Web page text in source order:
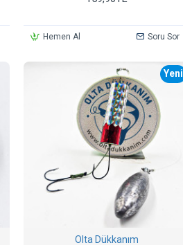
Hemen Al Soru Sor
Yeni
Olta Dükkanım